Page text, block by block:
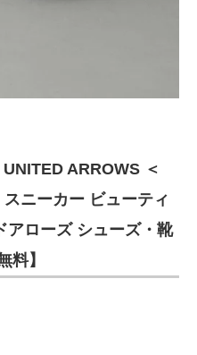
ARROWS ＜
ニーカー ビューティ
ローズ シューズ・靴
料】